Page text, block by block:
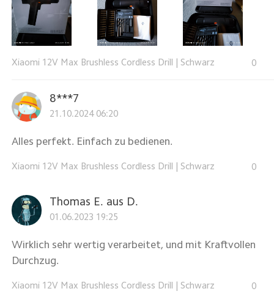
Xiaomi 12V Max Brushless Cordless Drill Schwarz 0
8***7
21.10.2024 06:20
Alles perfekt. Einfach zu bedienen.
Xiaomi 12V Max Brushless Cordless Drill | Schwarz 0
Thomas E. aus D.
01.06.2023 19:25
Wirklich sehr wertig verarbeitet, und mit Kraftvollen
Durchzug.
Xiaomi 12V Max Brushless Cordless Drill Schwarz 0